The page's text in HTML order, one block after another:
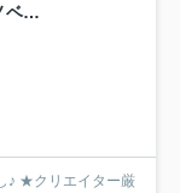
大津市青山5丁目 中古戸建天然木フルリノベーション
♪ ★クリエイター厳